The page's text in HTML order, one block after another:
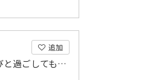
追加
子供達におうちと同じ生活感のある空間で、のびのびと過ごしてもらえるように民家を利用してます